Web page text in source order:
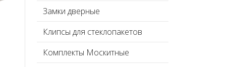
Замки дверные
Клипсы для стеклопакетов
Комплекты Москитные